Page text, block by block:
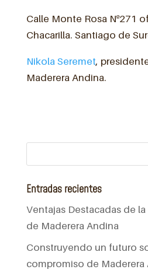
Calle Monte Rosa Nº271
Chacarilla. Santiago de
Nikola Seremet,
Maderera Andina.
Entradas recientes
Ventajas Destacadas de
de Maderera Andina
Construyendo un futuro
compromiso de Maderera